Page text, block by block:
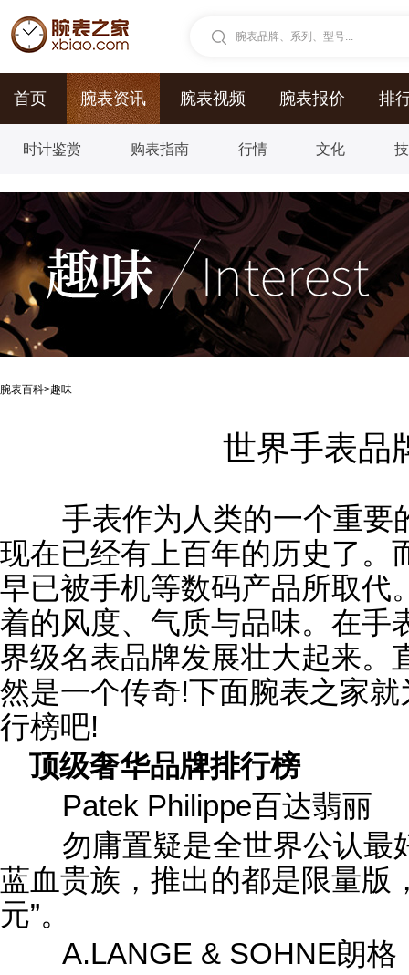
腕表品牌、系列、型号...
首页 腕表资讯 腕表视频 腕表报价 排
时计鉴赏 购表指南 行情 文化
腕表百科>趣味
世界手表品
手表作为人类的一个重要
现在已经有上百年的历史了。
早已被手机等数码产品所取代
着的风度、气质与品味。在手
界级名表品牌发展壮大起来。
然是一个传奇!下面腕表之家
行榜吧!
顶级奢华品牌排行榜
Patek Philippe百达翡丽
勿庸置疑是全世界公认最
蓝血贵族，推出的都是限量版
元”。
A.LANGE & SOHNE朗格